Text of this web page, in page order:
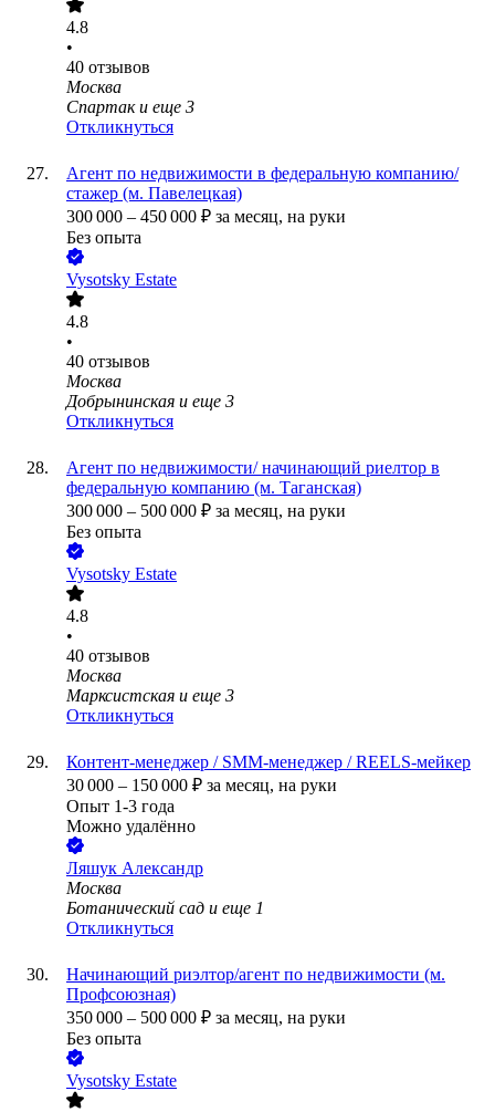
4.8
•
40 отзывов
Москва
Спартак и еще 3
Откликнуться
Агент по недвижимости в федеральную компанию/
стажер (м. Павелецкая)
300 000 – 450 000 ₽ за месяц, на руки
Без опыта
Vysotsky Estate
4.8
•
40 отзывов
Москва
Добрынинская и еще 3
Откликнуться
Агент по недвижимости/ начинающий риелтор в
федеральную компанию (м. Таганская)
300 000 – 500 000 ₽ за месяц, на руки
Без опыта
Vysotsky Estate
4.8
•
40 отзывов
Москва
Марксистская и еще 3
Откликнуться
Контент-менеджер / SMM-менеджер / REELS-мейкер
30 000 – 150 000 ₽ за месяц, на руки
Опыт 1-3 года
Можно удалённо
Ляшук Александр
Москва
Ботанический сад и еще 1
Откликнуться
Начинающий риэлтор/агент по недвижимости (м.
Профсоюзная)
350 000 – 500 000 ₽ за месяц, на руки
Без опыта
Vysotsky Estate